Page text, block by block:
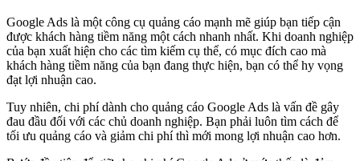
Google Ads là một công cụ quảng cáo mạnh mẽ giúp bạn tiếp cận
được khách hàng tiềm năng một cách nhanh nhất. Khi doanh nghiệp
của bạn xuất hiện cho các tìm kiếm cụ thể, có mục đích cao mà
khách hàng tiềm năng của bạn đang thực hiện, bạn có thể hy vọng
đạt lợi nhuận cao.
Tuy nhiên, chi phí dành cho quảng cáo Google Ads là vấn đề gây
đau đầu đối với các chủ doanh nghiệp. Bạn phải luôn tìm cách để
tối ưu quảng cáo và giảm chi phí thì mới mong lợi nhuận cao hơn.